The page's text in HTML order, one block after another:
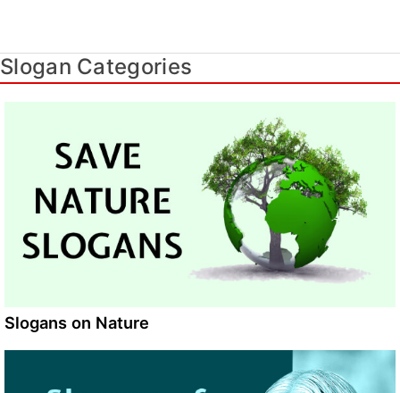
Slogan Categories
Slogans on Nature